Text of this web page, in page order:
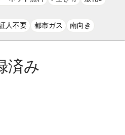
人不要 都市ガス 南向き
済み